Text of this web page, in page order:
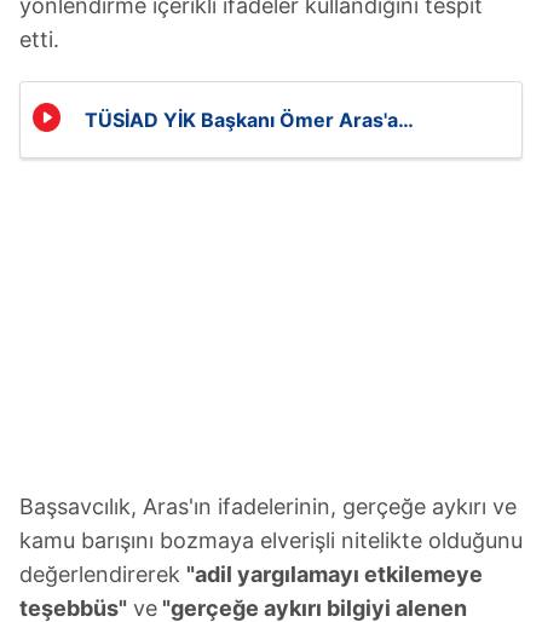
yönlendirme içerikli ifadeler kullandığını tespit
etti.
TÜSİAD YİK Başkanı Ömer Aras'a
Başsavcılık, Aras'ın ifadelerinin, gerçeğe aykırı ve
kamu barışını bozmaya elverişli nitelikte olduğunu
değerlendirerek "adil yargılamayı etkilemeye
teşebbüs" ve "gerçeğe aykırı bilgiyi alenen